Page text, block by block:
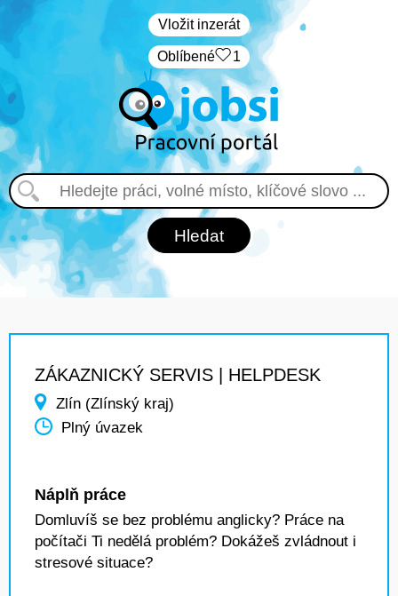
Vložit inzerát
Oblíbené 1
ZÁKAZNICKÝ SERVIS | HELPDESK
Zlín (Zlínský kraj)
Plný úvazek
Náplň práce
Domluvíš se bez problému anglicky? Práce na
počítači Ti nedělá problém? Dokážeš zvládnout i
stresové situace?